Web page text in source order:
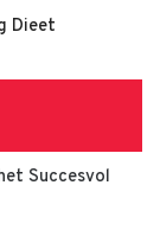
Dieet
Succesvol